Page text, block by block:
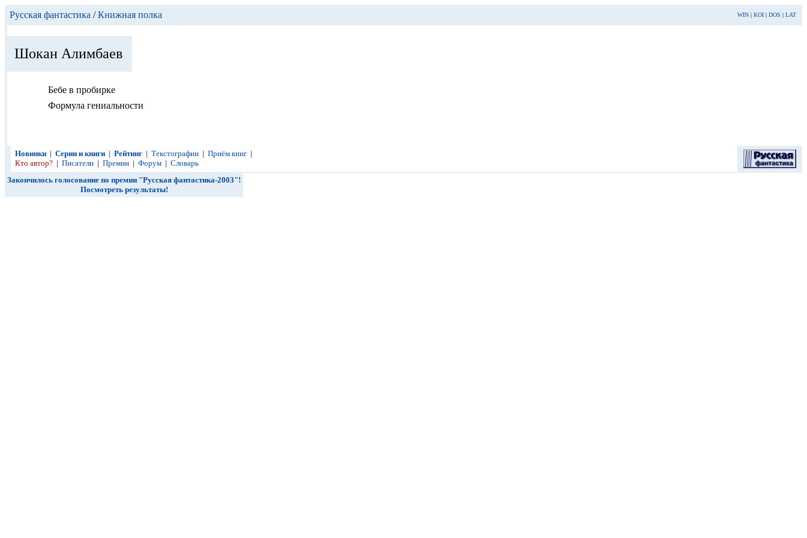
Русская фантастика /Книжная полка WIN | KOI | DOS | LAT
Шокан Алимбаев
Бебе в пробирке
Формула гениальности
Новинки | Серии и книги | Рейтинг | Текстографии | Приём книг |
Кто автор? | Писатели | Премии | Форум | Словарь
Закончилось голосование по премии "Русская фантастика-2003"!
Посмотреть результаты!